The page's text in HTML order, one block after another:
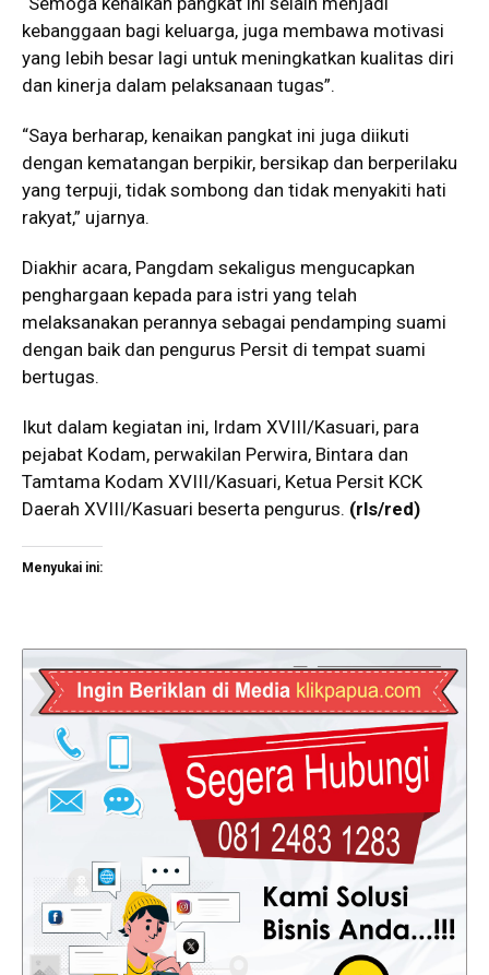
kebanggaan bagi keluarga, juga membawa motivasi
yang lebih besar lagi untuk meningkatkan kualitas diri
dan kinerja dalam pelaksanaan tugas”.
“Saya berharap, kenaikan pangkat ini juga diikuti
dengan kematangan berpikir, bersikap dan berperilaku
yang terpuji, tidak sombong dan tidak menyakiti hati
rakyat,” ujarnya.
Diakhir acara, Pangdam sekaligus mengucapkan
penghargaan kepada para istri yang telah
melaksanakan perannya sebagai pendamping suami
dengan baik dan pengurus Persit di tempat suami
bertugas.
Ikut dalam kegiatan ini, Irdam XVIII/Kasuari, para
pejabat Kodam, perwakilan Perwira, Bintara dan
Tamtama Kodam XVIII/Kasuari, Ketua Persit KCK
Daerah XVIII/Kasuari beserta pengurus. (rls/red)
Menyukai ini: